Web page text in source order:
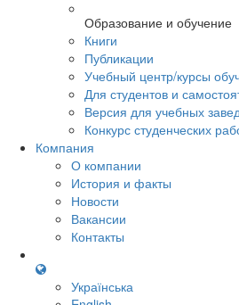
Образование и обучение
Книги
Публикации
Учебный центр/курсы
Для студентов и
Версия для учебных
Конкурс студенческих
Компания
О компании
История и факты
Новости
Вакансии
Контакты
Українська